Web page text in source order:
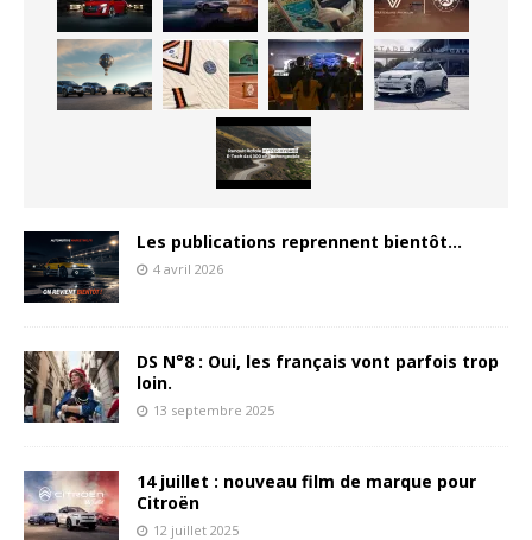
Les publications reprennent bientôt…
4 avril 2026
DS N°8 : Oui, les français vont parfois trop
loin.
13 septembre 2025
14 juillet : nouveau film de marque pour
Citroën
12 juillet 2025